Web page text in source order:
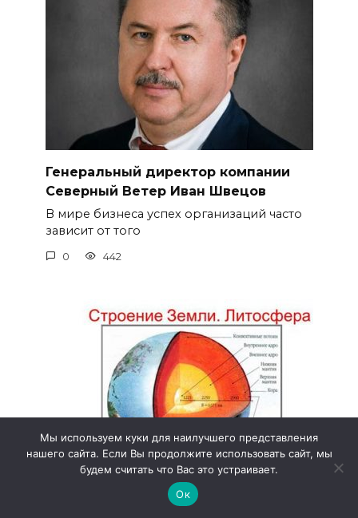
Генеральный директор компании
Северный Ветер Иван Швецов
В мире бизнеса успех организаций часто
зависит от того
0 442
Температурные особенности
Мы используем куки для наилучшего представления
нашего сайта. Если Вы продолжите использовать сайт, мы
будем считать что Вас это устраивает.
Ок